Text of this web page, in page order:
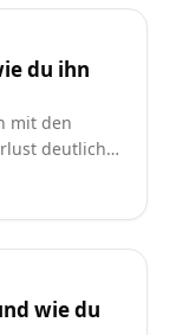
du ihn
mit den
deutlich
wie du